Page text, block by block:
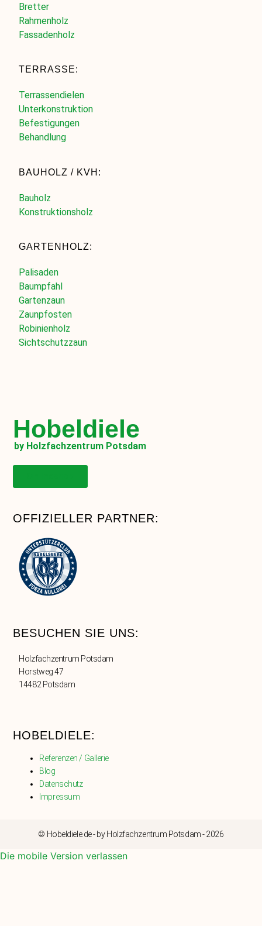
Bretter
Rahmenholz
Fassadenholz
TERRASSE:
Terrassendielen
Unterkonstruktion
Befestigungen
Behandlung
BAUHOLZ / KVH:
Bauholz
Konstruktionsholz
GARTENHOLZ:
Palisaden
Baumpfahl
Gartenzaun
Zaunpfosten
Robinienholz
Sichtschutzzaun
Hobeldiele
by Holzfachzentrum Potsdam
OFFIZIELLER PARTNER:
BESUCHEN SIE UNS:
Holzfachzentrum Potsdam
Horstweg 47
14482 Potsdam
HOBELDIELE:
Referenzen / Gallerie
Blog
Datenschutz
Impressum
© Hobeldiele.de - by Holzfachzentrum Potsdam - 2026
Die mobile Version verlassen